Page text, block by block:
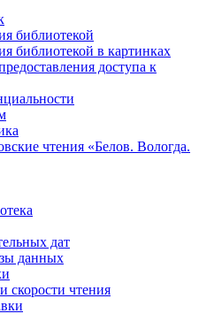
библиотекой
библиотекой в картинках
доступа к
чтения «Белов. Вологда.
дат
данных
скорости чтения